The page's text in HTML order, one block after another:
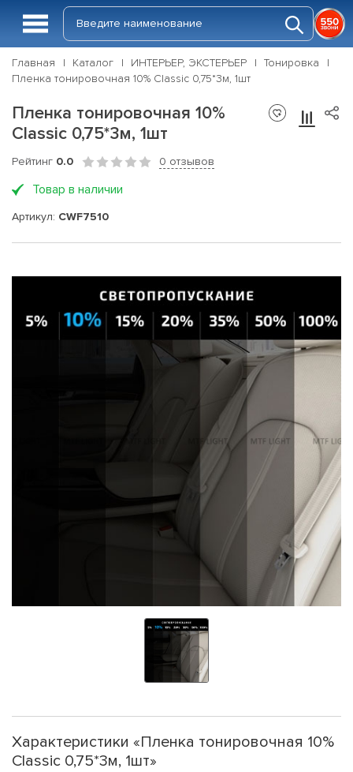
Главная Каталог ИНТЕРЬЕР, ЭКСТЕРЬЕР
Тонировка
Пленка тонировочная 10% Classic 0,75*3м, 1шт
Пленка тонировочная 10%
Classic 0,75*3м, 1шт
Рейтинг 0.0 0 отзывов
Товар в наличии
Артикул: CWF7510
Характеристики «Пленка тонировочная 10%
Classic 0,75*3м, 1шт»